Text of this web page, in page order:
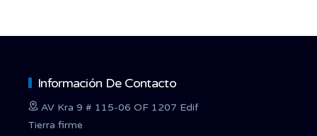
Información De Contacto
AV Kra 9 # 115-06 OF 1207 Edif
Tierra firme